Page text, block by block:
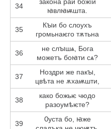
34
ꙗвлꙗѭшта.
35
Кꙑи бо слоухъ
громьнаѥго тѫтьна
36
не слꙑшѧ, Бога
можетъ боꙗти сѧ?
37
Ноздри же пакꙑ,
цвѣта не ѫхаѭшти,
38
како божьѥ чюдо
разоумѣѥте?
39
Ѹста бо, ꙗже